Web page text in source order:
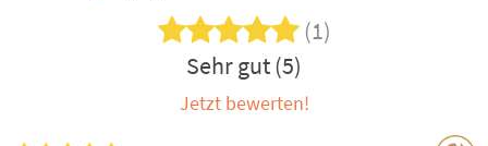
(1)
Sehr gut (5)
Jetzt bewerten!